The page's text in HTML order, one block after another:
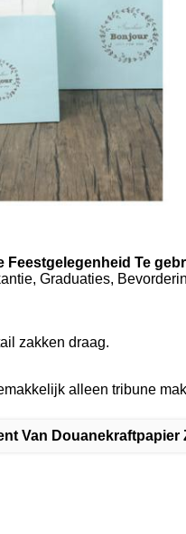
Feestgelegenheid Te
Graduaties,
zakken draag.
alleen tribune
Van Douanekraftpapier